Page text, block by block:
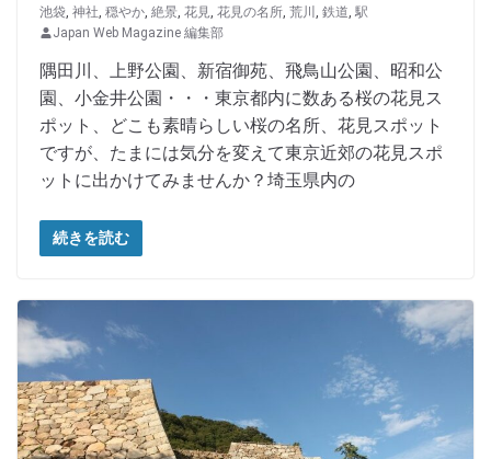
池袋 神社 穏やか 絶景 花見 花見の名所 荒川 鉄道 駅
Japan Web Magazine 編集部
隅田川、上野公園、新宿御苑、飛鳥山公園、昭和公
園、小金井公園・・・東京都内に数ある桜の花見ス
ポット、どこも素晴らしい桜の名所、花見スポット
ですが、たまには気分を変えて東京近郊の花見スポ
ットに出かけてみませんか？埼玉県内の
続きを読む